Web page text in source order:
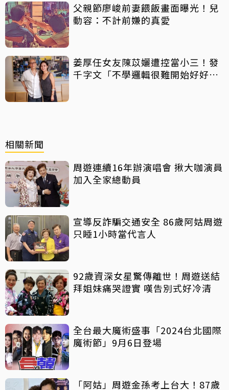
父親節廖峻前妻餵飯畫面曝光！兒
動容：不計前嫌的真愛
姜厚任女友陳苡孋遭控當小三！發
千字文「不學邏輯很難開始好好
相關新聞
周遊連續16年辦演唱會 揪大咖演員
加入全家總動員
宣導反詐騙交通安全 86歲阿姑周遊
只睡1小時當代言人
92歲資深女星驚傳離世！周遊送結
拜姐妹痛哭證實 嘆告別式好冷清
全台最大魔術盛事「2024台北國際
魔術節」9月6日登場
「阿姑」周遊金孫考上台大！87歲